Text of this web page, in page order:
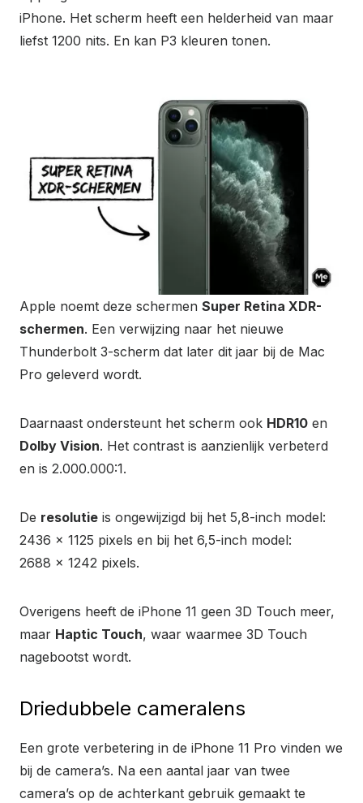
iPhone. Het scherm heeft een helderheid van maar
liefst 1200 nits. En kan P3 kleuren tonen.
Apple noemt deze schermen Super Retina XDR-
schermen. Een verwijzing naar het nieuwe
Thunderbolt 3-scherm dat later dit jaar bij de Mac
Pro geleverd wordt.
Daarnaast ondersteunt het scherm ook HDR10 en
Dolby Vision. Het contrast is aanzienlijk verbeterd
en is 2.000.000:1.
De resolutie is ongewijzigd bij het 5,8-inch model:
2436 x 1125 pixels en bij het 6,5-inch model:
2688 x 1242 pixels.
Overigens heeft de iPhone 11 geen 3D Touch meer,
maar Haptic Touch, waar waarmee 3D Touch
nagebootst wordt.
Driedubbele cameralens
Een grote verbetering in de iPhone 11 Pro vinden we
bij de camera’s. Na een aantal jaar van twee
camera’s op de achterkant gebruik gemaakt te